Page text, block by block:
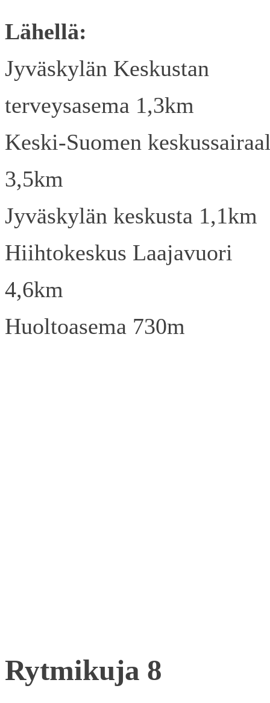
Lähellä:
Jyväskylän Keskustan
terveysasema 1,3km
Keski-Suomen
3,5km
Jyväskylän keskusta 1,1km
Hiihtokeskus Laajavuori
4,6km
Huoltoasema 730m
Rytmikuja 8